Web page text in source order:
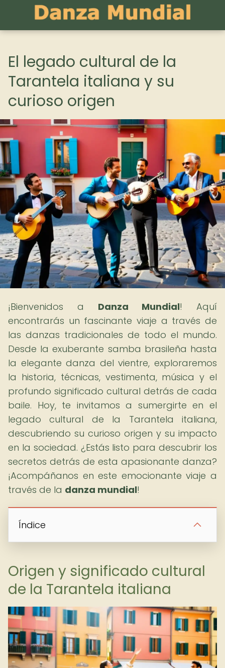
El legado cultural de la
Tarantela italiana y su
curioso origen
¡Bienvenidos a Danza Mundial! Aquí
encontrarás un fascinante viaje a través de
las danzas tradicionales de todo el mundo.
Desde la exuberante samba brasileña hasta
la elegante danza del vientre, exploraremos
la historia, técnicas, vestimenta, música y el
profundo significado cultural detrás de cada
baile. Hoy, te invitamos a sumergirte en el
legado cultural de la Tarantela italiana,
descubriendo su curioso origen y su impacto
en la sociedad. ¿Estás listo para descubrir los
secretos detrás de esta apasionante danza?
¡Acompáñanos en este emocionante viaje a
través de la danza mundial!
Índice
Origen y significado cultural
de la Tarantela italiana